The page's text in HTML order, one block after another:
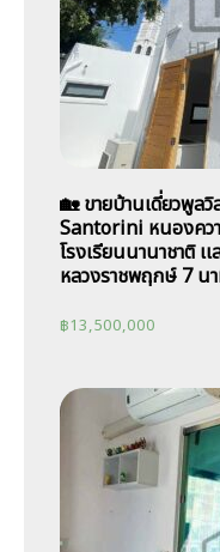
🏡 ขายบ้านเดี่ยวพูล
Santorini หนองคว
โรงเรียนนานาชาติ เ
หลวงราชพฤกษ์ 7 น
฿13,500,000